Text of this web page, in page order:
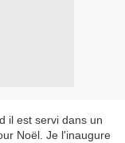
il est servi dans un
Noël. Je l'inaugure